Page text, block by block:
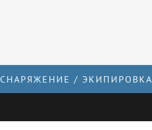
СНАРЯЖЕНИЕ / ЭКИПИРОВКА